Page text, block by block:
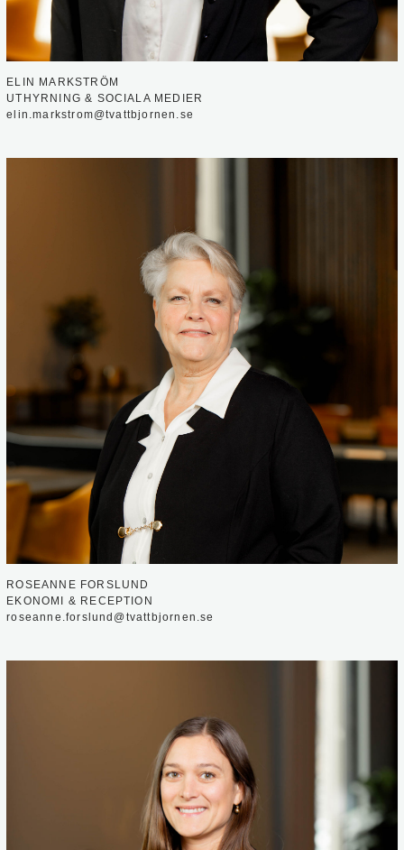
ELIN MARKSTRÖM
UTHYRNING & SOCIALA MEDIER
elin.markstrom@tvattbjornen.se
ROSEANNE FORSLUND
EKONOMI & RECEPTION
roseanne.forslund@tvattbjornen.se